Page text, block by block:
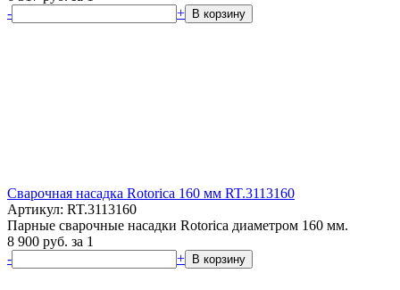
-
+ В корзину
Сварочная насадка Rotorica 160 мм RT.3113160
Артикул: RT.3113160
Парные сварочные насадки Rotorica диаметром 160 мм.
8 900 руб. за 1
-
+ В корзину